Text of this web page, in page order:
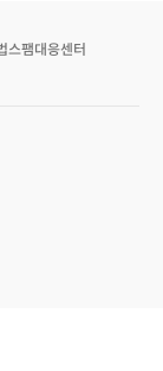
스팸대응센터